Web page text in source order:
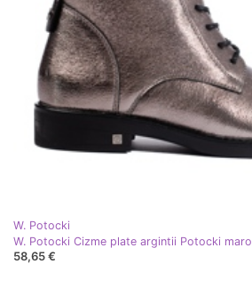
W. Potocki
W. Potocki Cizme plate argintii Potocki maro
58,65 €